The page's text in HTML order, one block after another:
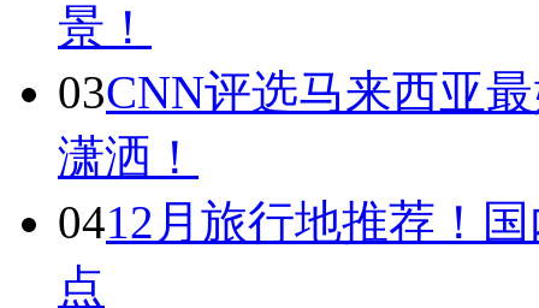
景！
03CNN评选马来西亚
潇洒！
0412月旅行地推荐！
点